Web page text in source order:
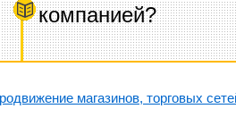
компанией?
магазинов, торговых